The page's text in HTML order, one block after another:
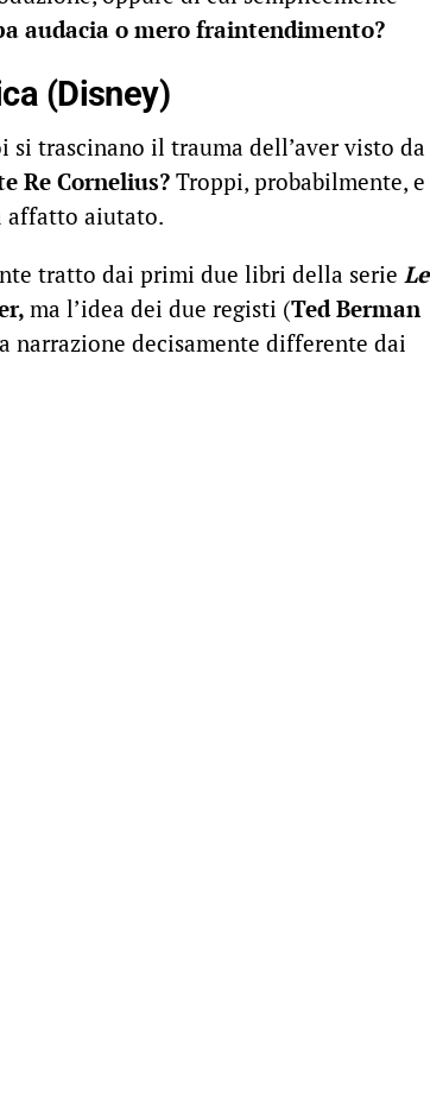
audacia o mero fraintendimento?
(Disney)
trascinano il trauma dell’aver visto da
Re Cornelius? Troppi, probabilmente, e
affatto aiutato.
tratto dai primi due libri della serie Le
ma l’idea dei due registi (Ted Berman
narrazione decisamente differente dai